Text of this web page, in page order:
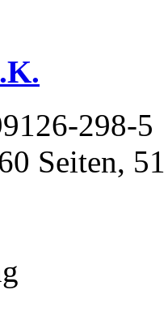
298-5
Seiten,